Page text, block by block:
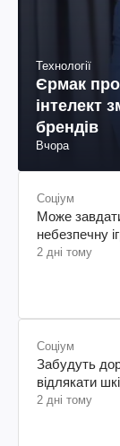
Технології
Єрмак
інтелект
брендів
Вчора
Соціум
Може
небезпечну
2 дні тому
Соціум
Забудуть
відлякати
2 дні тому